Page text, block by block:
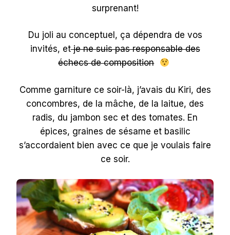
surprenant!
Du joli au conceptuel, ça dépendra de vos
invités, etje ne suis pas responsable des
échecs de composition
Comme garniture ce soir-là, j’avais du Kiri, des
concombres, de la mâche, de la laitue, des
radis, du jambon sec et des tomates. En
épices, graines de sésame et basilic
s’accordaient bien avec ce que je voulais faire
ce soir.